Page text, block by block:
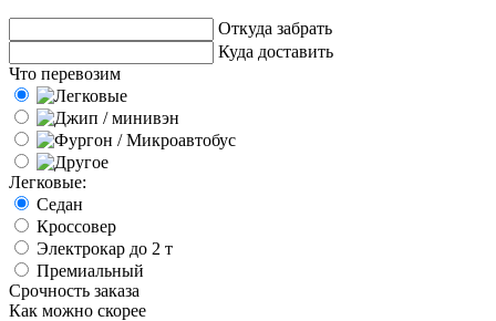
Откуда забрать
Куда доставить
Что перевозим
Легковые:
Седан
Кроссовер
Электрокар до 2 т
Премиальный
Срочность заказа
Как можно скорее